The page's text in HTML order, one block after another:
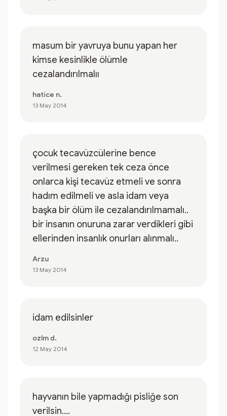
masum bir yavruya bunu yapan her
kimse kesinlikle ölümle
cezalandırılmalıı
hatice n.
13 May 2014
çocuk tecavüzcülerine bence
verilmesi gereken tek ceza önce
onlarca kişi tecavüz etmeli ve sonra
hadım edilmeli ve asla idam veya
başka bir ölüm ile cezalandırılmamalı..
bir insanın onuruna zarar verdikleri gibi
ellerinden insanlık onurları alınmalı..
Arzu
13 May 2014
idam edilsinler
ozlm d.
12 May 2014
hayvanın bile yapmadığı pisliğe son
verilsin....